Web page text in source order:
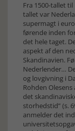
Fra 1500-tallet til
tallet var
supermagt i
førende inden
det hele taget.
aspekt af den
Skandinavien.
Nederlender…
og lovgivning i
Rohden
det
storhedstid” (s.
anmelder det